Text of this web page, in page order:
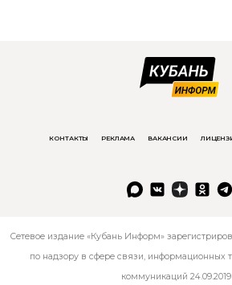
КОНТАКТЫ РЕКЛАМА ВАКАНСИИ
Сетевое издание «Кубань Информ»
по надзору в сфере связи, информационных
коммуникаций 24.09.2019